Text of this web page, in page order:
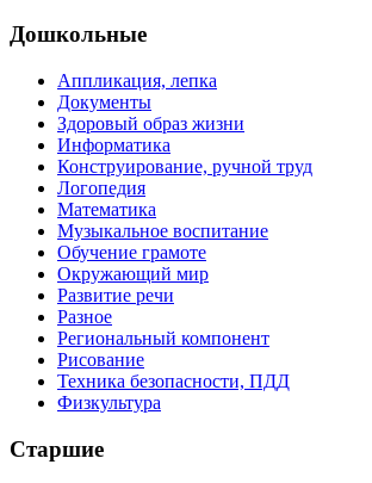
Дошкольные
Аппликация, лепка
Документы
Здоровый образ жизни
Информатика
Конструирование, ручной труд
Логопедия
Математика
Музыкальное воспитание
Обучение грамоте
Окружающий мир
Развитие речи
Разное
Региональный компонент
Рисование
Техника безопасности, ПДД
Физкультура
Старшие